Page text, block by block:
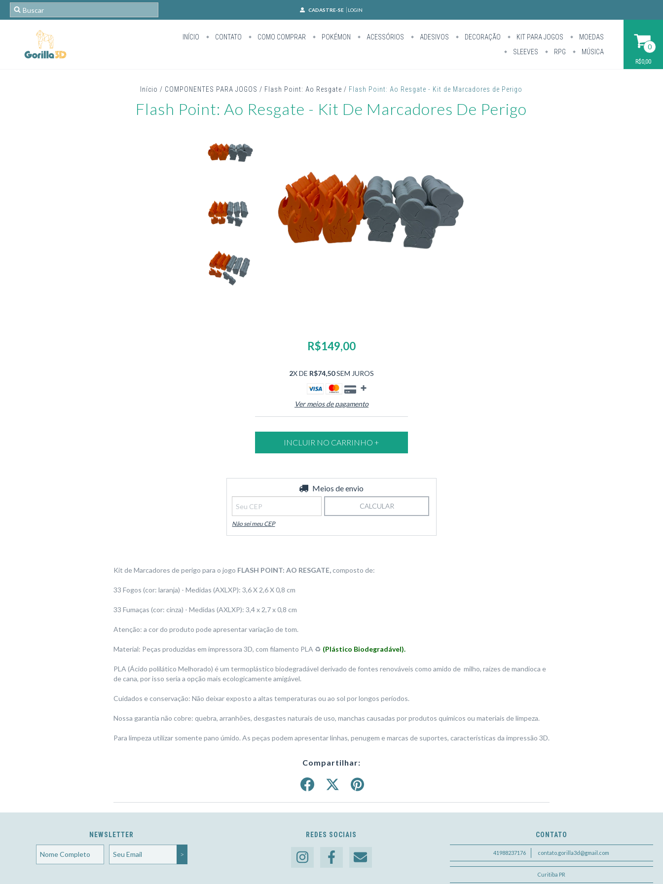
CADASTRE-SE LOGIN
INÍCIO CONTATO COMO COMPRAR POKÉMON ACESSÓRIOS ADESIVOS DECORAÇÃO KIT PARA JOGOS
MOEDAS
SLEEVES
RPG MÚSICA
0
R$0,00
Início / COMPONENTES PARA JOGOS / Flash Point: Ao Resgate / Flash Point: Ao Resgate - Kit de Marcadores de Perigo
Flash Point: Ao Resgate - Kit De Marcadores De Perigo
R$149,00
2X DE R$74,50SEM JUROS
Ver meios de pagamento
Meios de envio
CALCULAR
Não sei meu CEP
Kit de Marcadores de perigo para o jogo FLASH POINT: AO RESGATE,composto de:
33 Fogos (cor: laranja) - Medidas (AXLXP): 3,6 X 2,6 X 0,8 cm
33 Fumaças (cor: cinza) - Medidas (AXLXP): 3,4 x 2,7 x 0,8 cm
Atenção: a cor do produto pode apresentar variação de tom.
Material: Peças produzidas em impressora 3D, com filamento PLA ♻️ (Plástico Biodegradável).
PLA (Ácido polilático Melhorado) é um termoplástico biodegradável derivado de fontes renováveis como amido de milho, raízes de mandioca e
de cana, por isso seria a opção mais ecologicamente amigável.
Cuidados e conservação: Não deixar exposto a altas temperaturas ou ao sol por longos períodos.
Nossa garantia não cobre: quebra, arranhões, desgastes naturais de uso, manchas causadas por produtos químicos ou materiais de limpeza.
Para limpeza utilizar somente pano úmido. As peças podem apresentar linhas, penugem e marcas de suportes, características da impressão 3D.
Compartilhar:
NEWSLETTER REDES SOCIAIS CONTATO
41988237176 contato.gorilla3d@gmail.com
Curitiba PR